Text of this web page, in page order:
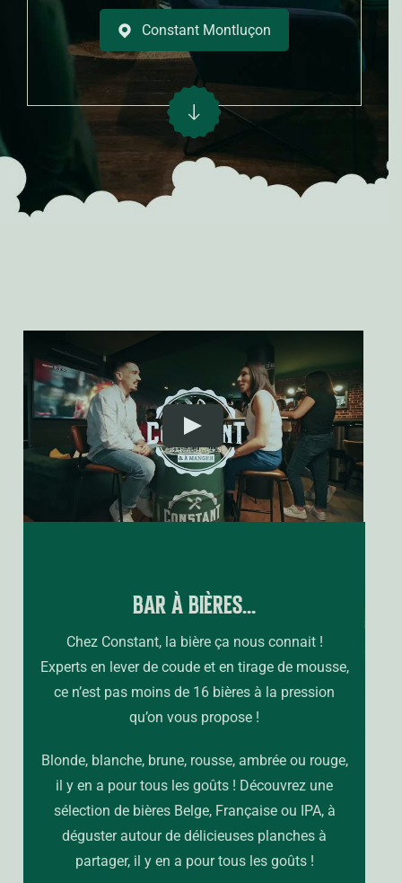
Constant Montluçon
Play
BAR À BIÈRES…
Chez Constant, la bière ça nous connait !
Experts en lever de coude et en tirage de mousse,
ce n’est pas moins de 16 bières à la pression
qu’on vous propose !
Blonde, blanche, brune, rousse, ambrée ou rouge,
il y en a pour tous les goûts ! Découvrez une
sélection de bières Belge, Française ou IPA, à
déguster autour de délicieuses planches à
partager, il y en a pour tous les goûts !